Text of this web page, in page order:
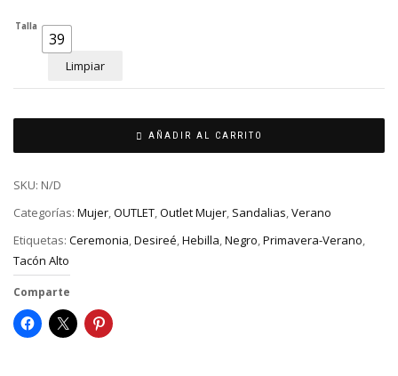
Talla
39
Limpiar
AÑADIR AL CARRITO
SKU: N/D
Categorías: Mujer,OUTLET,Outlet Mujer, Sandalias,Verano
Etiquetas: Ceremonia,Desireé,Hebilla,Negro,Primavera-Verano,
Tacón Alto
Comparte